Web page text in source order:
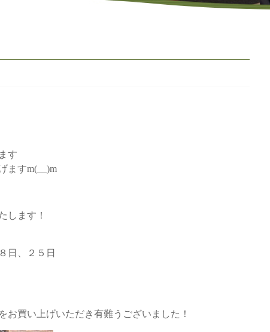
す
ますm(__)m
します！
日、２５日
買い上げいただき有難うございました！